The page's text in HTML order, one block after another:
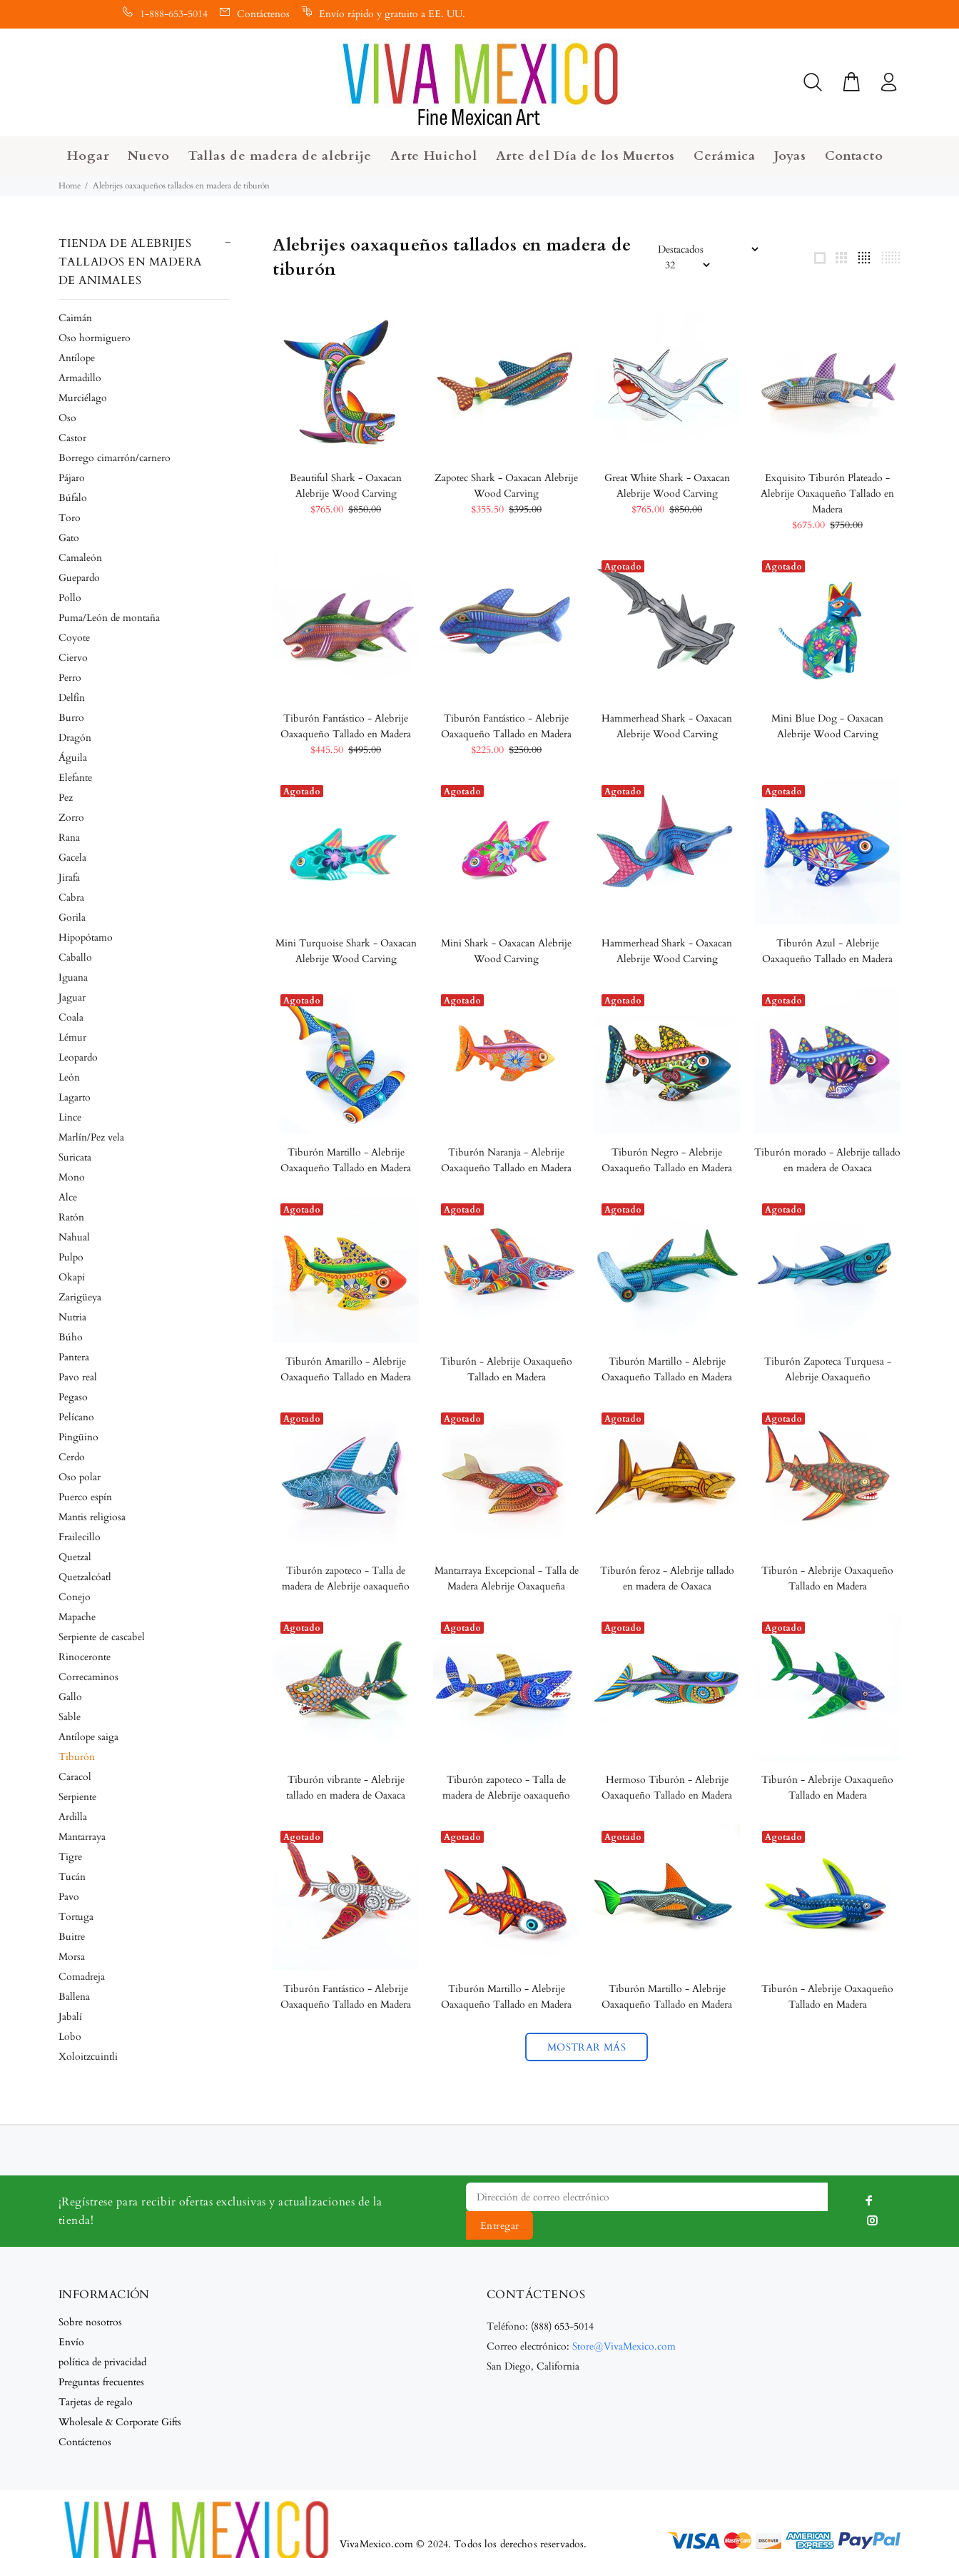
1-888-653-5014 Contáctenos Envío rápido y gratuito a EE. UU.
Hogar Nuevo Tallas de madera de alebrije Arte Huichol Arte del Día de los Muertos Cerámica Joyas Contacto
Home Alebrijes oaxaqueños tallados en madera de tiburón
TIENDA DE ALEBRIJES
TALLADOS EN MADERA
DE ANIMALES
Caimán
Oso hormiguero
Antílope
Armadillo
Murciélago
Oso
Castor
Borrego cimarrón/carnero
Pájaro
Búfalo
Toro
Gato
Camaleón
Guepardo
Pollo
Puma/León de montaña
Coyote
Ciervo
Perro
Delfín
Burro
Dragón
Águila
Elefante
Pez
Zorro
Rana
Gacela
Jirafa
Cabra
Gorila
Hipopótamo
Caballo
Iguana
Jaguar
Coala
Lémur
Leopardo
León
Lagarto
Lince
Marlín/Pez vela
Suricata
Mono
Alce
Ratón
Nahual
Pulpo
Okapi
Zarigüeya
Nutria
Búho
Pantera
Pavo real
Pegaso
Pelícano
Pingüino
Cerdo
Oso polar
Puerco espín
Mantis religiosa
Frailecillo
Quetzal
Quetzalcóatl
Conejo
Mapache
Serpiente de cascabel
Rinoceronte
Correcaminos
Gallo
Sable
Antílope saiga
Tiburón
Caracol
Serpiente
Ardilla
Mantarraya
Tigre
Tucán
Pavo
Tortuga
Buitre
Morsa
Comadreja
Ballena
Jabalí
Lobo
Xoloitzcuintli
Alebrijes oaxaqueños tallados en madera de
tiburón
Beautiful Shark - Oaxacan
Alebrije Wood Carving
$765.00 $850.00
Zapotec Shark - Oaxacan Alebrije
Wood Carving
$355.50 $395.00
Great White Shark - Oaxacan
Alebrije Wood Carving
$765.00 $850.00
Exquisito Tiburón Plateado -
Alebrije Oaxaqueño Tallado en
Madera
$675.00 $750.00
Tiburón Fantástico - Alebrije
Oaxaqueño Tallado en Madera
$445.50 $495.00
Tiburón Fantástico - Alebrije
Oaxaqueño Tallado en Madera
$225.00 $250.00
Agotado
Hammerhead Shark - Oaxacan
Alebrije Wood Carving
Agotado
Mini Blue Dog - Oaxacan
Alebrije Wood Carving
Agotado
Mini Turquoise Shark - Oaxacan
Alebrije Wood Carving
Agotado
Mini Shark - Oaxacan Alebrije
Wood Carving
Agotado
Hammerhead Shark - Oaxacan
Alebrije Wood Carving
Agotado
Tiburón Azul - Alebrije
Oaxaqueño Tallado en Madera
Agotado
Tiburón Martillo - Alebrije
Oaxaqueño Tallado en Madera
Agotado
Tiburón Naranja - Alebrije
Oaxaqueño Tallado en Madera
Agotado
Tiburón Negro - Alebrije
Oaxaqueño Tallado en Madera
Agotado
Tiburón morado - Alebrije tallado
en madera de Oaxaca
Agotado
Tiburón Amarillo - Alebrije
Oaxaqueño Tallado en Madera
Agotado
Tiburón - Alebrije Oaxaqueño
Tallado en Madera
Agotado
Tiburón Martillo - Alebrije
Oaxaqueño Tallado en Madera
Agotado
Tiburón Zapoteca Turquesa -
Alebrije Oaxaqueño
Agotado
Tiburón zapoteco - Talla de
madera de Alebrije oaxaqueño
Agotado
Mantarraya Excepcional - Talla de
Madera Alebrije Oaxaqueña
Agotado
Tiburón feroz - Alebrije tallado
en madera de Oaxaca
Agotado
Tiburón - Alebrije Oaxaqueño
Tallado en Madera
Agotado
Tiburón vibrante - Alebrije
tallado en madera de Oaxaca
Agotado
Tiburón zapoteco - Talla de
madera de Alebrije oaxaqueño
Agotado
Hermoso Tiburón - Alebrije
Oaxaqueño Tallado en Madera
Agotado
Tiburón - Alebrije Oaxaqueño
Tallado en Madera
Agotado
Tiburón Fantástico - Alebrije
Oaxaqueño Tallado en Madera
Agotado
Tiburón Martillo - Alebrije
Oaxaqueño Tallado en Madera
Agotado
Tiburón Martillo - Alebrije
Oaxaqueño Tallado en Madera
Agotado
Tiburón - Alebrije Oaxaqueño
Tallado en Madera
MOSTRAR MÁS
¡Regístrese para recibir ofertas exclusivas y actualizaciones de la
tienda!
Entregar
INFORMACIÓN
Sobre nosotros
Envío
política de privacidad
Preguntas frecuentes
Tarjetas de regalo
Wholesale & Corporate Gifts
Contáctenos
CONTÁCTENOS
Teléfono: (888) 653-5014
Correo electrónico: Store@VivaMexico.com
San Diego, California
VivaMexico.com © 2024. Todos los derechos reservados.